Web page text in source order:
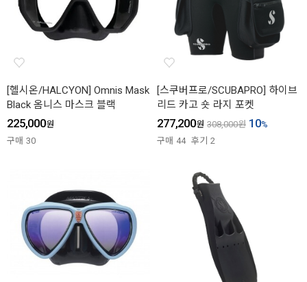
[헬시온/HALCYON] Omnis Mask
Black 옴니스 마스크 블랙
225,000원
구매 30
[스쿠버프로/SCUBAPRO] 하이브
리드 카고 숏 라지 포켓
277,200원 308,000원 10%
구매 44 후기 2